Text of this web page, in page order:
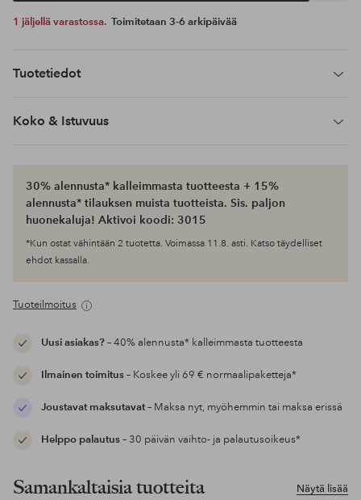
1 jäljellä varastossa. Toimitetaan 3-6 arkipäivää
Tuotetiedot
Koko & Istuvuus
30% alennusta* kalleimmasta tuotteesta + 15%
alennusta* tilauksen muista tuotteista. Sis. paljon
huonekaluja! Aktivoi koodi: 3015
*Kun ostat vähintään 2 tuotetta. Voimassa 11.8. asti. Katso täydelliset
ehdot kassalla.
Tuoteilmoitus
Uusi asiakas?– 40% alennusta* kalleimmasta tuotteesta
Ilmainen toimitus– Koskee yli 69 € normaalipaketteja*
Joustavat maksutavat– Maksa nyt, myöhemmin tai maksa erissä
Helppo palautus– 30 päivän vaihto- ja palautusoikeus*
Näytä lisää
Samankaltaisia tuotteita